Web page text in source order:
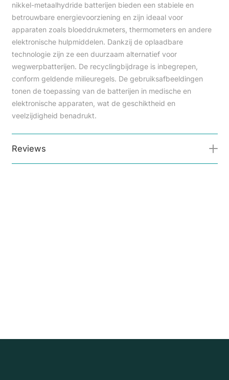
nikkel-metaalhydride batterijen bieden een stabiele en
betrouwbare energievoorziening en zijn ideaal voor
apparaten zoals bloeddrukmeters, thermometers en andere
elektronische hulpmiddelen. Dankzij de oplaadbare
technologie zijn ze een duurzaam alternatief voor
wegwerpbatterijen. De recyclingbijdrage is inbegrepen,
conform geldende milieuregels. De gebruiksafbeeldingen
tonen de toepassing van de batterijen in medische en
elektronische apparaten, wat de geschiktheid en
veelzijdigheid benadrukt.
Reviews